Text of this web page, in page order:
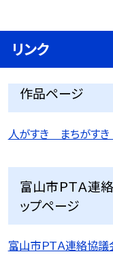
リンク
作品ページ
人がすき まちがす
富山市ＰＴＡ連
ップページ
富山市ＰＴＡ連絡協